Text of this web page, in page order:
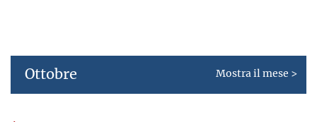
Ottobre Mostra il mese >